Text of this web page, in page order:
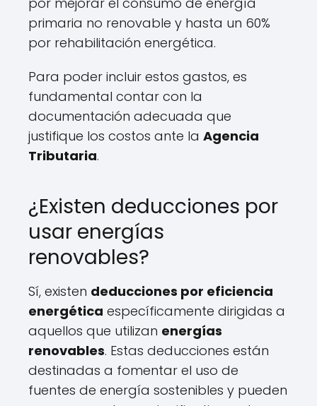
primaria no renovable y hasta un 60%
por rehabilitación energética.
Para poder incluir estos gastos, es
fundamental contar con la
documentación adecuada que
justifique los costos ante la Agencia
Tributaria.
¿Existen deducciones por
usar energías
renovables?
Sí, existen deducciones por eficiencia
energética específicamente dirigidas a
aquellos que utilizan energías
renovables. Estas deducciones están
destinadas a fomentar el uso de
fuentes de energía sostenibles y pueden